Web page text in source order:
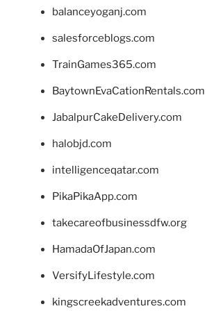
balanceyoganj.com
salesforceblogs.com
TrainGames365.com
BaytownEvaCationRentals.com
JabalpurCakeDelivery.com
halobjd.com
intelligenceqatar.com
PikaPikaApp.com
takecareofbusinessdfw.org
HamadaOfJapan.com
VersifyLifestyle.com
kingscreekadventures.com